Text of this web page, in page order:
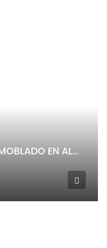
Reservado DEPARTAMENTO AMOBLADO EN ALQUILER CENTRO